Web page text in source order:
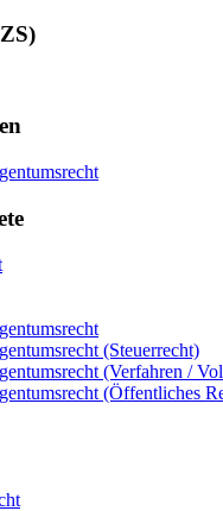
(Steuerrecht)
(Verfahren /
(Öffentliches